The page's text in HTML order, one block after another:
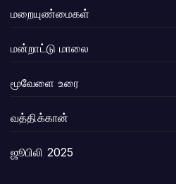
மறையுண்மைகள்
மன்றாட்டு மாலை
மூவேளை உரை
வத்திக்கான்
ஜூபிலி 2025